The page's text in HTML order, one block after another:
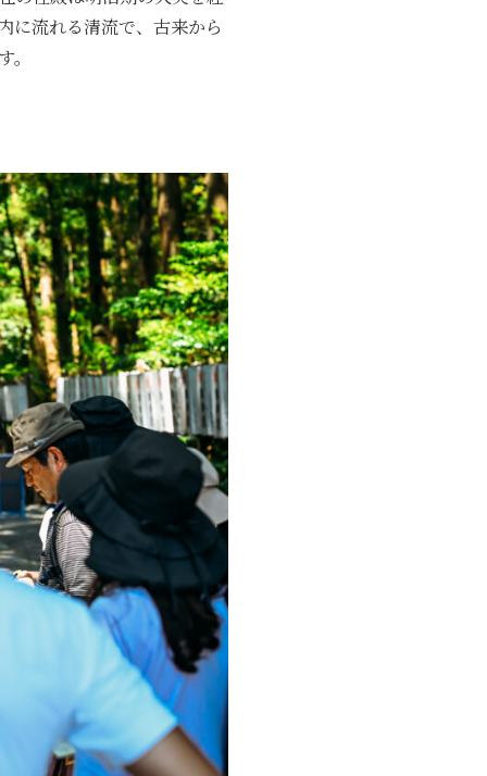
に流れる清流で、古来から